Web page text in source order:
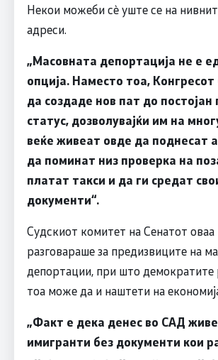
Некои можеби сè уште се на
адреси.
„Масовната депортација не е
опција. Наместо тоа,
да создаде нов пат до постојан
статус, дозволувајќи им на
веќе живеат овде да поднесат
да поминат низ проверка на
платат такси и да ги средат
документи“.
Судскиот комитет на Сенатот оваа
разговараше за предизвиците на
депортации, при што демократите
тоа може да и наштети на
„Факт е дека денес во САД
имигранти без документи кои